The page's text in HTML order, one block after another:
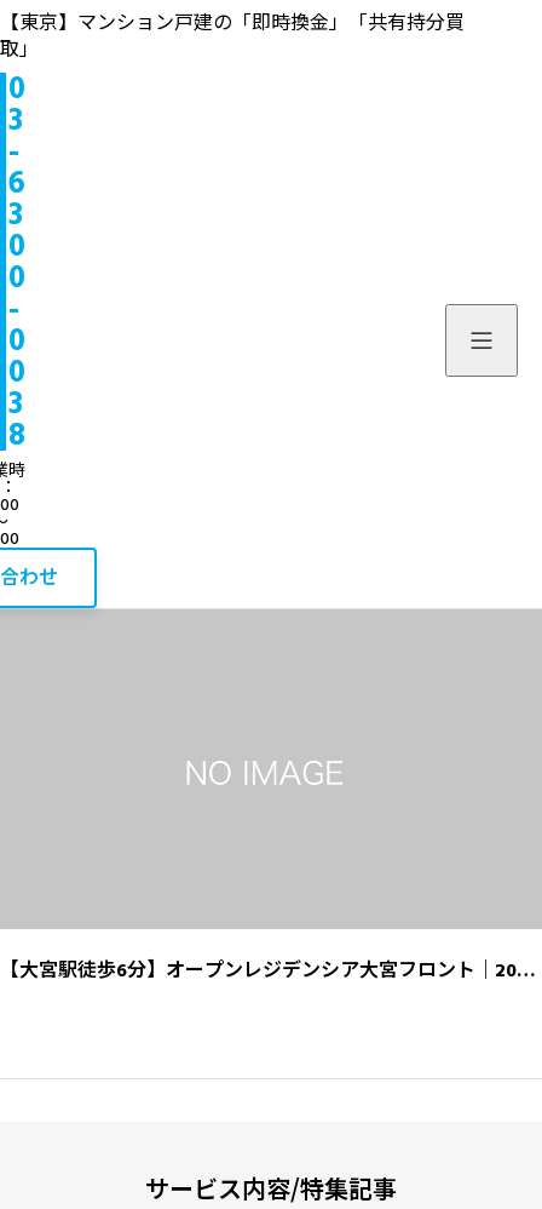
【東京】マンション戸建の「即時換金」「共有持分買
取」
0
3
-
6
3
0
0
-
0
0
3
8
時
わせ
【大宮駅徒歩6分】オープンレジデンシア大宮フロント｜2023
埼玉県さいたま市大宮区下町１丁目21-1
サービス内容/特集記事